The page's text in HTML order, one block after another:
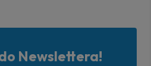
Newslettera!